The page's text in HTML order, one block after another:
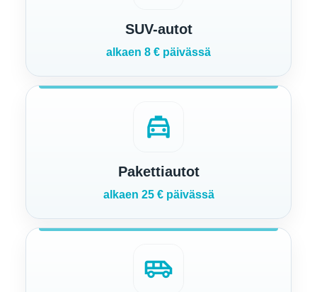
SUV-autot
alkaen 8 € päivässä
local_taxi
Pakettiautot
alkaen 25 € päivässä
airport_shuttle